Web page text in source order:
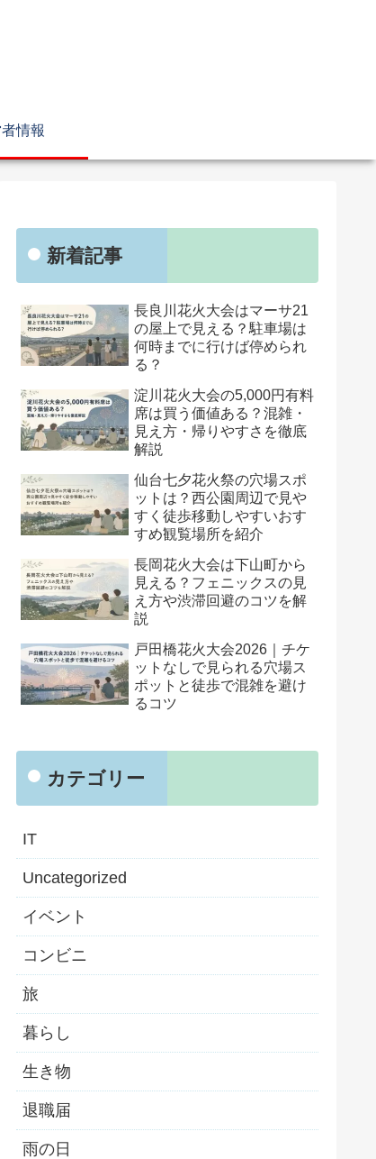
情報
新着記事
長良川花火大会はマーサ21
の屋上で見える？駐車場は
何時までに行けば停められ
る？
淀川花火大会の5,000円有料
席は買う価値ある？混雑・
見え方・帰りやすさを徹底
解説
仙台七夕花火祭の穴場スポ
ットは？西公園周辺で見や
すく徒歩移動しやすいおす
すめ観覧場所を紹介
長岡花火大会は下山町から
見える？フェニックスの見
え方や渋滞回避のコツを解
説
戸田橋花火大会2026｜チケ
ットなしで見られる穴場ス
ポットと徒歩で混雑を避け
るコツ
カテゴリー
IT
Uncategorized
イベント
コンビニ
旅
暮らし
生き物
退職届
雨の日